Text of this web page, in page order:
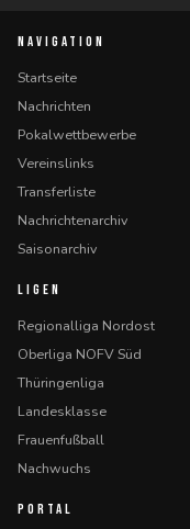
NAVIGATION
Startseite
Nachrichten
Pokalwettbewerbe
Vereinslinks
Transferliste
Nachrichtenarchiv
Saisonarchiv
LIGEN
Regionalliga Nordost
Oberliga NOFV Süd
Thüringenliga
Landesklasse
Frauenfußball
Nachwuchs
PORTAL